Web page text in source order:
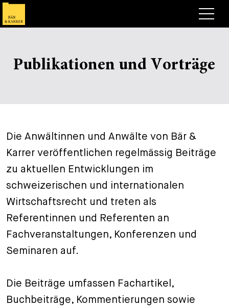
Expertise
Corporate News
Briefing
Publikation
Vortrag
Guide
+
Über Bär & Karrer
Karriere
Arbeiten bei uns
Übersicht
Substituten
Administration
Stellen
Bewerbungsprozess
Spontanbewerbung
Ihre Karriere
+
Kontakt
Suche
Publikationen und Vorträge
Die Anwältinnen und Anwälte von Bär &
Karrer veröffentlichen regelmässig Beiträge
zu aktuellen Entwicklungen im
schweizerischen und internationalen
Wirtschaftsrecht und treten als
Referentinnen und Referenten an
Fachveranstaltungen, Konferenzen und
Seminaren auf.
Die Beiträge umfassen Fachartikel,
Buchbeiträge, Kommentierungen sowie